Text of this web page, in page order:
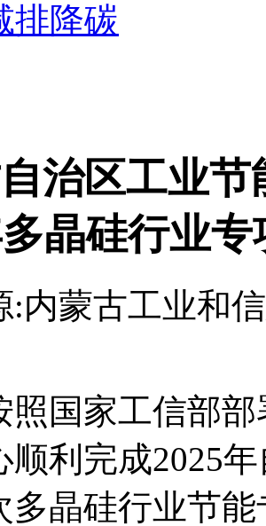
排降碳
治区工业
晶硅行业
:内蒙古工业和
照国家工信部
顺利完成2025
多晶硅行业节